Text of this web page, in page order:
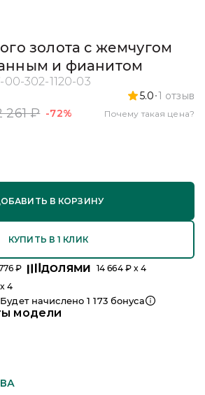
золота с жемчугом
и фианитом
00-302-1120-03
5.0 1 отзыв
261₽ -72% Почему такая цена?
В КОРЗИНУ
КУПИТЬ В 1 КЛИК
₽ ДОЛЯМИ 14 664₽ x 4
4
Будет начислено1 173 бонуса
модели